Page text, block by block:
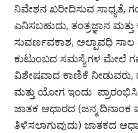
ನಿವೇಶನ ಖರೀದಿಸುವ ಸಾಧ್ಯತೆ,
ಎನಿಸಬಹುದು, ತಂತ್ರಜ್ಞಾನ
ಸುವರ್ಣವಕಾಶ, ಅಲ್ಪಾವಧಿ
ಕುಟುಂಬದ ಸಮಸ್ಯೆಗಳ ಮೇಲೆ
ವಿಶೇಷವಾದ ಕಾಣಿಕೆ ನೀಡುವರು,
ಮತ್ತು ಯೋಗ ಇಂದು
ಜಾತಕ ಆಧಾರದ (ಜನ್ಮ
ತಿಳಿಸಲಾಗುವುದು) ಜಾತಕದ